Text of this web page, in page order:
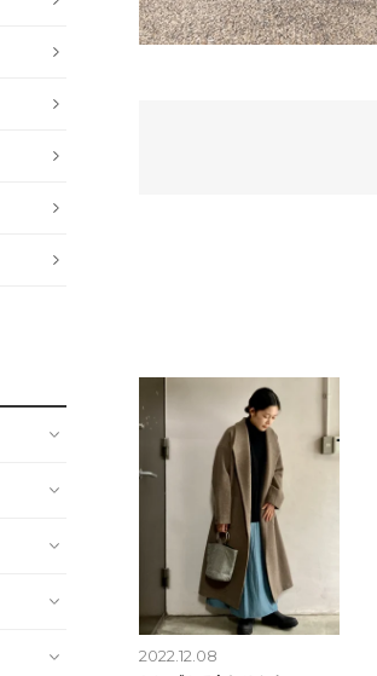
2022.12.08